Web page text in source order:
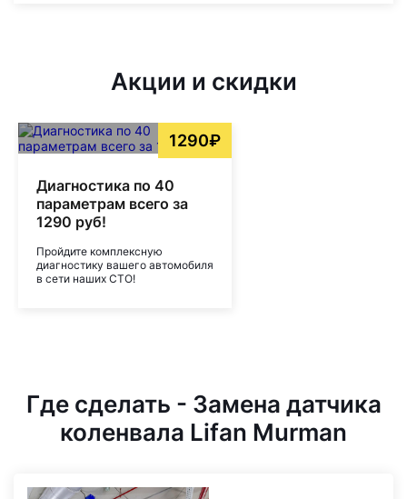
Акции и скидки
1290₽
Диагностика по 40
параметрам всего за
1290 руб!
Пройдите комплексную
диагностику вашего автомобиля
в сети наших СТО!
Где сделать - Замена датчика
коленвала Lifan Murman